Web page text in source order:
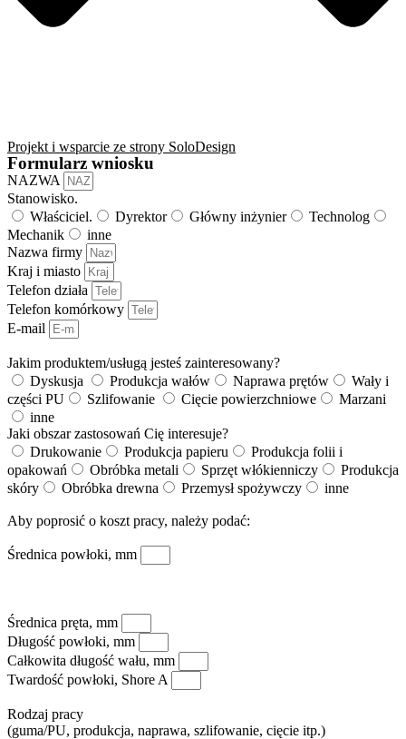
Projekt i wsparcie ze strony SoloDesign
Formularz wniosku
NAZWA
Stanowisko.
Właściciel.
Dyrektor Główny inżynier
Technolog
Mechanik
inne
Nazwa firmy
Kraj i miasto
Telefon działa
Telefon komórkowy
E-mail
Jakim produktem/usługą jesteś zainteresowany?
Dyskusja
Produkcja wałów Naprawa prętów
Wały i
części PU
Szlifowanie Cięcie powierzchniowe
Marzani
inne
Jaki obszar zastosowań Cię interesuje?
Drukowanie
Produkcja papieru
Produkcja folii i
opakowań
Obróbka metali Sprzęt włókienniczy
Produkcja
skóry
Obróbka drewna Przemysł spożywczy inne
Aby poprosić o koszt pracy, należy podać:
Średnica powłoki, mm
Średnica pręta, mm
Długość powłoki, mm
Całkowita długość wału, mm
Twardość powłoki, Shore A
Rodzaj pracy
(guma/PU, produkcja, naprawa, szlifowanie, cięcie itp.)